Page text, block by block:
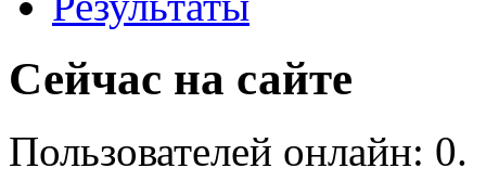
Сейчас на сайте
Пользователей онлайн: 0.